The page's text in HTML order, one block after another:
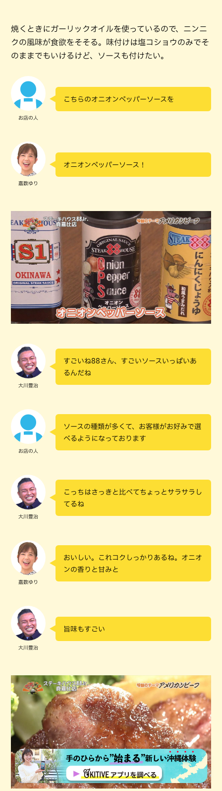
焼くときにガーリックオイルを使っているので、ニンニ
クの風味が食欲をそそる。味付けは塩コショウのみでそ
のままでもいけるけど、ソースも付けたい。
お店の人
こちらのオニオンペッパーソースを
嘉数ゆり
オニオンペッパーソース！
大川豊治
すごいね88さん、すごいソースいっぱいあ
るんだね
お店の人
ソースの種類が多くて、お客様がお好みで選
べるようになっております
大川豊治
こっちはさっきと比べてちょっとサラサラし
てるね
嘉数ゆり
おいしい。これコクしっかりあるね。オニオ
ンの香りと甘みと
大川豊治
旨味もすごい